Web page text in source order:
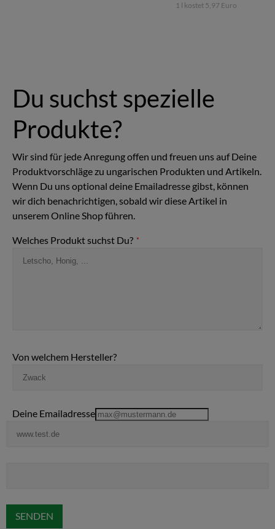
1 l kostet 5,97 Euro
Du suchst spezielle
Produkte?
Wir sind für jede Anregung offen und freuen uns auf Deine
Produktvorschläge zu ungarischen Produkten und Artikeln.
Wenn Du uns optional deine Emailadresse gibst, können
wir dich benachrichtigen, sobald wir diese Artikel in
unserem Online Shop führen.
Welches Produkt suchst Du? *
Von welchem Hersteller?
Deine Emailadresse
SENDEN